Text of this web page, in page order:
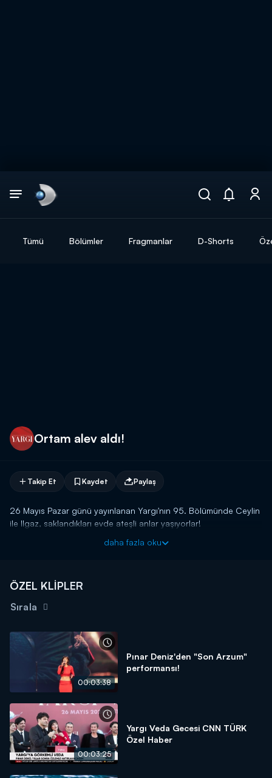
Tümü Bölümler Fragmanlar D-Shorts
Ortam alev aldı!
Takip Et Kaydet Paylaş
26 Mayıs Pazar günü yayınlanan Yargı'nın 95. Bölümünde Ceylin
ile Ilgaz, saklandıkları evde ateşli anlar yaşıyorlar!
daha fazla oku
ÖZEL KLİPLER
Sırala
00:03:38
Pınar Deniz'den "Son Arzum"
performansı!
00:03:25
Yargı Veda Gecesi CNN TÜRK
Özel Haber